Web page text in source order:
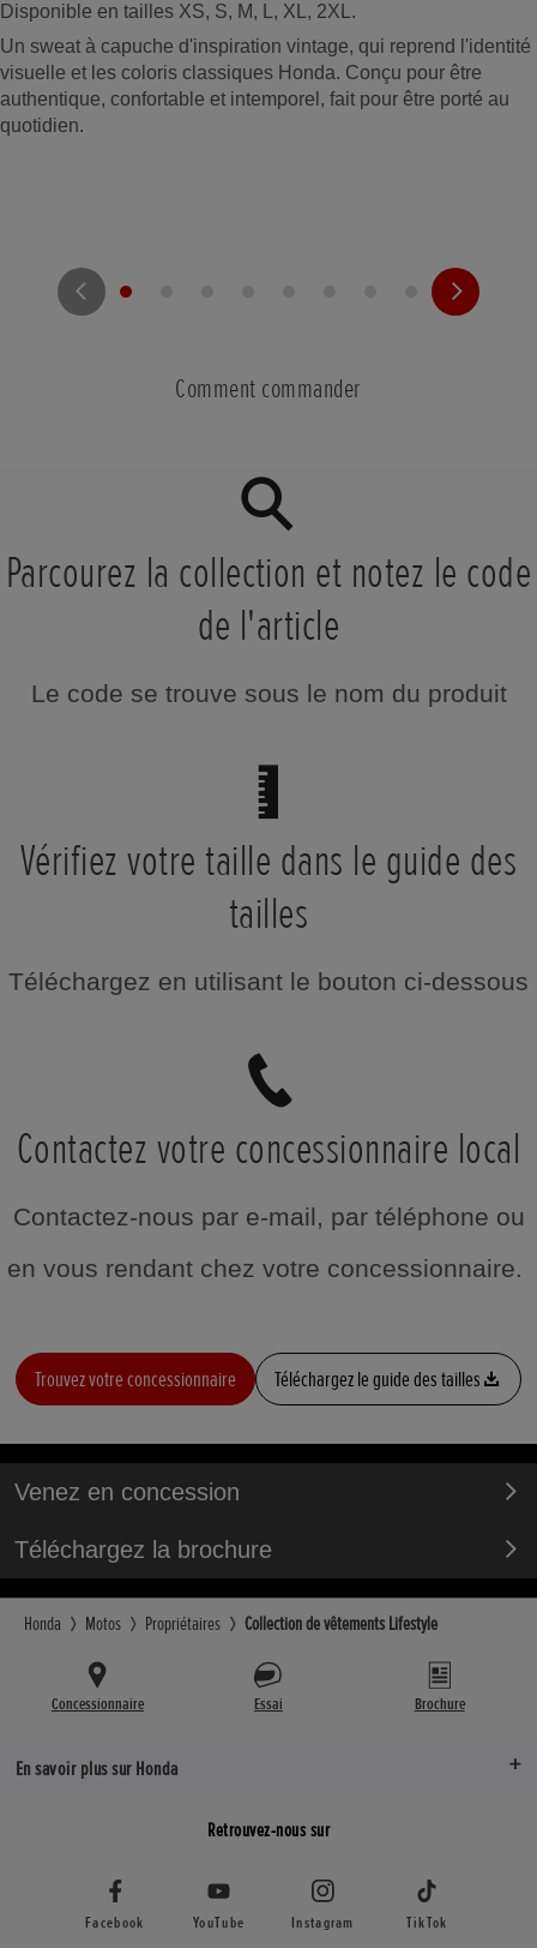
Disponible en tailles XS, S, M, L, XL, 2XL.
Un sweat à capuche d'inspiration vintage, qui reprend l'identité
visuelle et les coloris classiques Honda. Conçu pour être
authentique, confortable et intemporel, fait pour être porté au
quotidien.
Comment commander
Parcourez la collection et notez le code
de l'article
Le code se trouve sous le nom du produit
Vérifiez votre taille dans le guide des
tailles
Téléchargez en utilisant le bouton ci-dessous
Contactez votre concessionnaire local
Contactez-nous par e-mail, par téléphone ou
en vous rendant chez votre concessionnaire.
Trouvez votre concessionnaire Téléchargez le guide des tailles
Venez en concession
Téléchargez la brochure
Honda Motos Propriétaires Collection de vêtements Lifestyle
Concessionnaire Essai Brochure
En savoir plus sur Honda
Retrouvez-nous sur
Facebook YouTube Instagram TikTok